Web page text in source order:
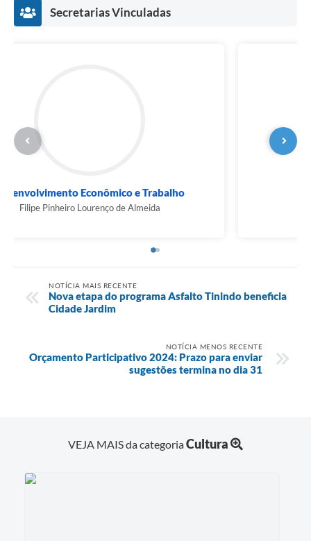
Secretarias Vinculadas
Desenvolvimento Econômico e Trabalho
Filipe Pinheiro Lourenço de Almeida
NOTÍCIA MAIS RECENTE
Nova etapa do programa Asfalto Tinindo beneficia
Cidade Jardim
NOTÍCIA MENOS RECENTE
Orçamento Participativo 2024: Prazo para enviar
sugestões termina no dia 31
VEJA MAIS da categoriaCultura